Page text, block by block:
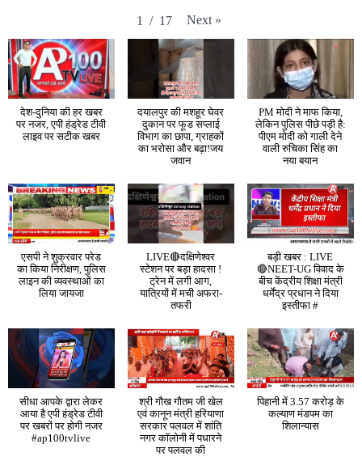
1 / 17 Next »
देश-दुनिया की हर खबर
पर नजर, एपी हंड्रेड टीवी
लाइव पर सटीक खबर
दयालपुर की मशहूर घेवर
दुकान पर फूड सप्लाई
विभाग का छापा, ग्राहकों
का भरोसा और बढ़ा!जय
जवान
PM मोदी ने माफ किया,
लेकिन पुलिस पीछे पड़ी है:
पीएम मोदी को गाली देने
वाली रुचिका सिंह का
नया बयान
एसपी ने शुक्रवार परेड
का किया निरीक्षण, पुलिस
लाइन की व्यवस्थाओं का
लिया जायजा
LIVE🔴दक्षिणेश्वर
स्टेशन पर बड़ा हादसा !
ट्रेन में लगी आग,
यात्रियों में मची अफरा-
तफरी
बड़ी खबर : LIVE
🔴NEET-UG विवाद के
बीच केंद्रीय शिक्षा मंत्री
धर्मेंद्र प्रधान ने दिया
इस्तीफा #
सीधा आपके द्वारा लेकर
आया है एपी हंड्रेड टीवी
पर खबरों पर होगी नजर
#ap100tvlive
श्री गौख गौतम जी खेल
एवं कानून मंत्री हरियाणा
सरकार पलवल में शांति
नगर कॉलोनी में पधारने
पर पलवल की
पिहानी में 3.57 करोड़ के
कल्याण मंडपम का
शिलान्यास